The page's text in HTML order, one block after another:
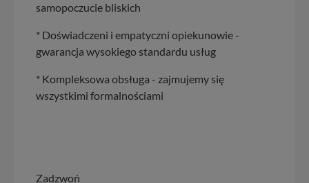
samopoczucie bliskich
* Doświadczeni i empatyczni opiekunowie -
gwarancja wysokiego standardu usług
* Kompleksowa obsługa - zajmujemy się
wszystkimi formalnościami
Zadzwoń